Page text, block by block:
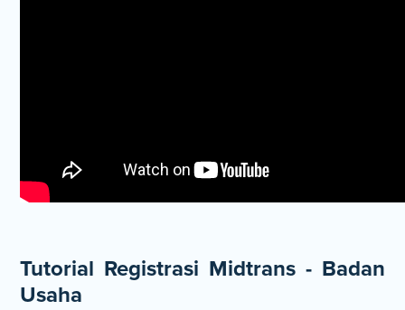
Tutorial Registrasi Midtrans - Badan
Usaha